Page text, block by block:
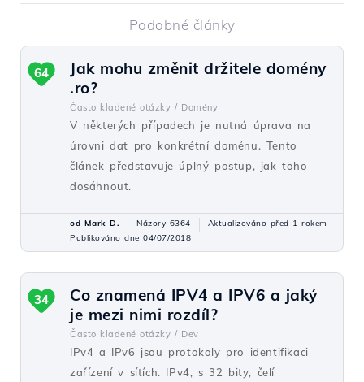
Podobné články
Jak mohu změnit držitele domény
.ro?
Často kladené otázky / Domény
V některých případech je nutná úprava na
úrovni dat pro konkrétní doménu. Tento
článek představuje úplný postup, jak toho
dosáhnout.
64
od Mark D. Názory 6364
Aktualizováno před 1 rokem
Publikováno dne 04/07/2018
Co znamená IPV4 a IPV6 a jaký
je mezi nimi rozdíl?
Často kladené otázky / Dev
IPv4 a IPv6 jsou protokoly pro identifikaci
zařízení v sítích. IPv4, s 32 bity, čelí
34